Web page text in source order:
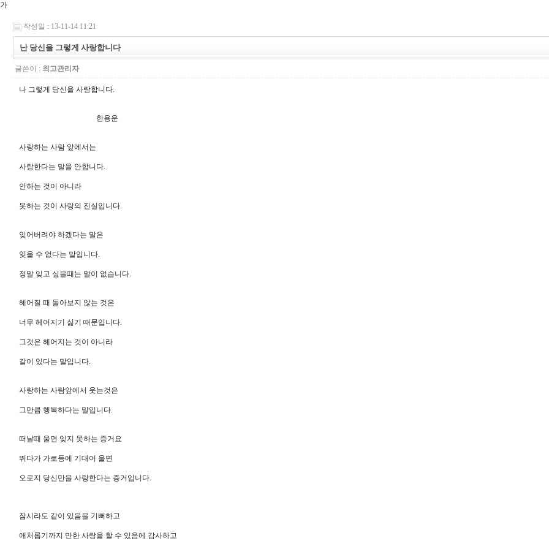
가
작성일 : 13-11-14 11:21
난 당신을 그렇게 사랑합니다
글쓴이 : 최고관리자
나 그렇게 당신을 사랑합니다.
한용운
사랑하는 사람 앞에서는
사랑한다는 말을 안합니다.
안하는 것이 아니라
못하는 것이 사랑의 진실입니다.
잊어버려야 하겠다는 말은
잊을 수 없다는 말입니다.
정말 잊고 싶을때는 말이 없습니다.
헤어질 때 돌아보지 않는 것은
너무 헤어지기 싫기 때문입니다.
그것은 헤어지는 것이 아니라
같이 있다는 말입니다.
사랑하는 사람앞에서 웃는것은
그만큼 행복하다는 말입니다.
떠날때 울면 잊지 못하는 증거요
뛰다가 가로등에 기대어 울면
오로지 당신만을 사랑한다는 증거입니다.
잠시라도 같이 있음을 기뻐하고
애처롭기까지 만한 사랑을 할 수 있음에 감사하고